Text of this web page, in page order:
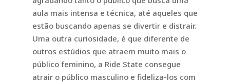
aula mais intensa e técnica, até aqueles que
estão buscando apenas se divertir e distrair.
Uma outra curiosidade, é que diferente de
outros estúdios que atraem muito mais o
público feminino, a Ride State consegue
atrair o público masculino e fideliza-los com